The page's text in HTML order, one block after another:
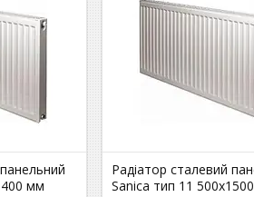
мм
Радіатор сталевий
Sanica тип 11